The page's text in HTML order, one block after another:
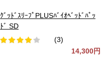
ｸﾞｯﾄﾞｽﾘｰﾌﾟPLUSﾊﾞｲｵﾍﾞｯﾄﾞﾊﾟｯ
ﾄﾞ SD
(3)
14,300円